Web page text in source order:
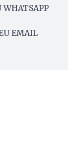
WHATSAPP
EMAIL